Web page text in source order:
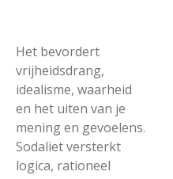
Het bevordert
vrijheidsdrang,
idealisme, waarheid
en het uiten van je
mening en gevoelens.
Sodaliet versterkt
logica, rationeel